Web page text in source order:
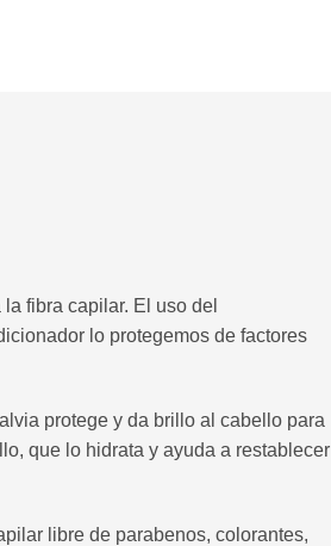
fibra capilar. El uso del
lo protegemos de factores
protege y da brillo al cabello para
que lo hidrata y ayuda a restablecer
libre de parabenos, colorantes,